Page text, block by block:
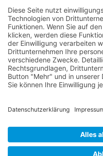
Ihr Mobilitäts Partner
Fahrzeuge
EU Fahrzeuge
Andere Marken
Aktuelles